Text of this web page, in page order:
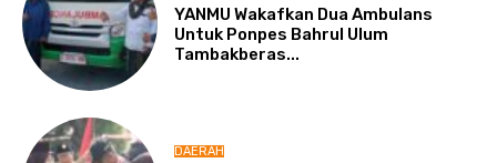
YANMU Wakafkan Dua Ambulans
Untuk Ponpes Bahrul Ulum
Tambakberas...
DAERAH